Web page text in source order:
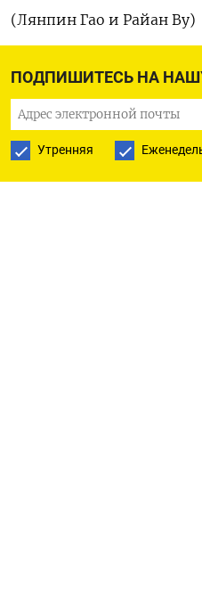
ПОДПИШИТЕСЬ НА
Утренняя
(Лянпин ​Гао и ‌Райан Ву)